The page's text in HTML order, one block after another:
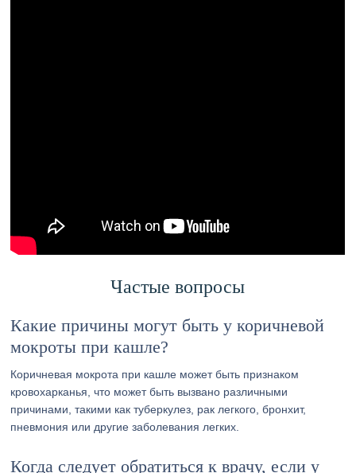
Частые вопросы
Какие причины могут быть у коричневой
мокроты при кашле?
Коричневая мокрота при кашле может быть признаком
кровохарканья, что может быть вызвано различными
причинами, такими как туберкулез, рак легкого, бронхит,
пневмония или другие заболевания легких.
Когда следует обратиться к врачу, если у